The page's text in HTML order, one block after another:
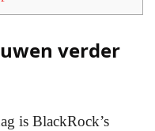
verder
is BlackRock’s